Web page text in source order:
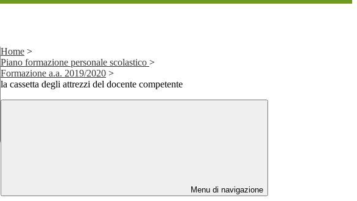
Home >
Piano formazione personale scolastico >
Formazione a.a. 2019/2020 >
la cassetta degli attrezzi del docente competente
Menu di navigazione